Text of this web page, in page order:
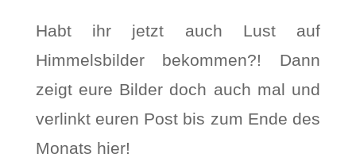
Habt ihr jetzt auch Lust auf
Himmelsbilder bekommen?! Dann
zeigt eure Bilder doch auch mal und
verlinkt euren Post bis zum Ende des
Monats hier!